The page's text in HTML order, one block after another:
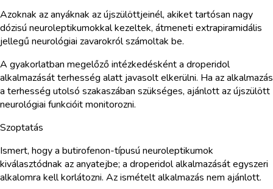
Azoknak az anyáknak az újszülöttjeinél, akiket tartósan nagy
dózisú neuroleptikumokkal kezeltek, átmeneti extrapiramidális
jellegű neurológiai zavarokról számoltak be.
A gyakorlatban megelőző intézkedésként a droperidol
alkalmazását terhesség alatt javasolt elkerülni. Ha az alkalmazás
a terhesség utolsó szakaszában szükséges, ajánlott az újszülött
neurológiai funkcióit monitorozni.
Szoptatás
Ismert, hogy a butirofenon-típusú neuroleptikumok
kiválasztódnak az anyatejbe; a droperidol alkalmazását egyszeri
alkalomra kell korlátozni. Az ismételt alkalmazás nem ajánlott.